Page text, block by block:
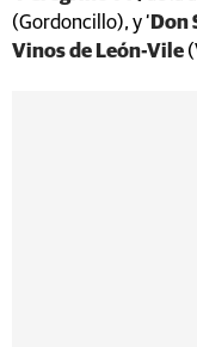
(Gordoncillo), y ‘ Don
Vinos de León-Vile